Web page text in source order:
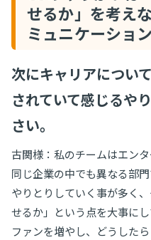
せるか」を考え
ミュニケーショ
次にキャリアについ
されていて感じるや
さい。
古関様：私のチームはエン
同じ企業の中でも異なる部
やりとりしていく事が多く
せるか」という点を大事に
ファンを増やし、どうした